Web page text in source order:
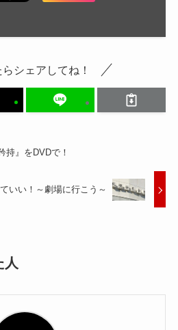
シェアしてね！
持』をDVDで！
いい！～劇場に行こう～
人